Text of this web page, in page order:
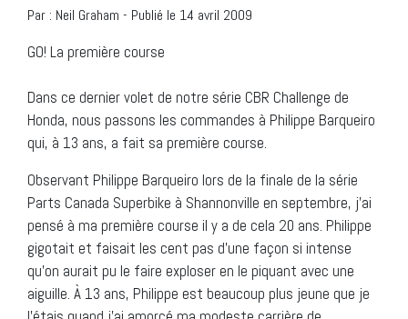
Par : Neil Graham - Publié le 14 avril 2009
GO! La première course
Dans ce dernier volet de notre série CBR Challenge de
Honda, nous passons les commandes à Philippe Barqueiro
qui, à 13 ans, a fait sa première course.
Observant Philippe Barqueiro lors de la finale de la série
Parts Canada Superbike à Shannonville en septembre, j’ai
pensé à ma première course il y a de cela 20 ans. Philippe
gigotait et faisait les cent pas d’une façon si intense
qu’on aurait pu le faire exploser en le piquant avec une
aiguille. À 13 ans, Philippe est beaucoup plus jeune que je